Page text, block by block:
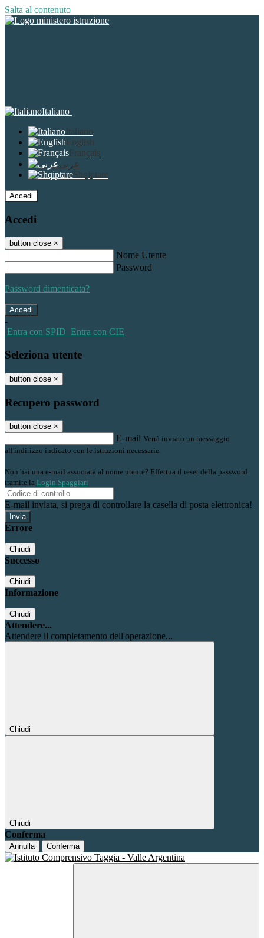
Salta al contenuto
Italiano
Italiano
English
Français
عربى
Shqiptare
Accedi
Accedi
button close ×
Nome Utente
Password
Password dimenticata?
-
Entra con SPID Entra con CIE
Seleziona utente
button close ×
Recupero password
button close ×
E-mail Verrà inviato un messaggio
all'indirizzo indicato con le istruzioni necessarie.
Non hai una e-mail associata al nome utente? Effettua il reset della password
tramite la Login Spaggiari
E-mail inviata, si prega di controllare la casella di posta elettronica!
Errore
Chiudi
Successo
Chiudi
Informazione
Chiudi
Attendere...
Attendere il completamento dell'operazione...
Chiudi
Chiudi
Conferma
Annulla Conferma